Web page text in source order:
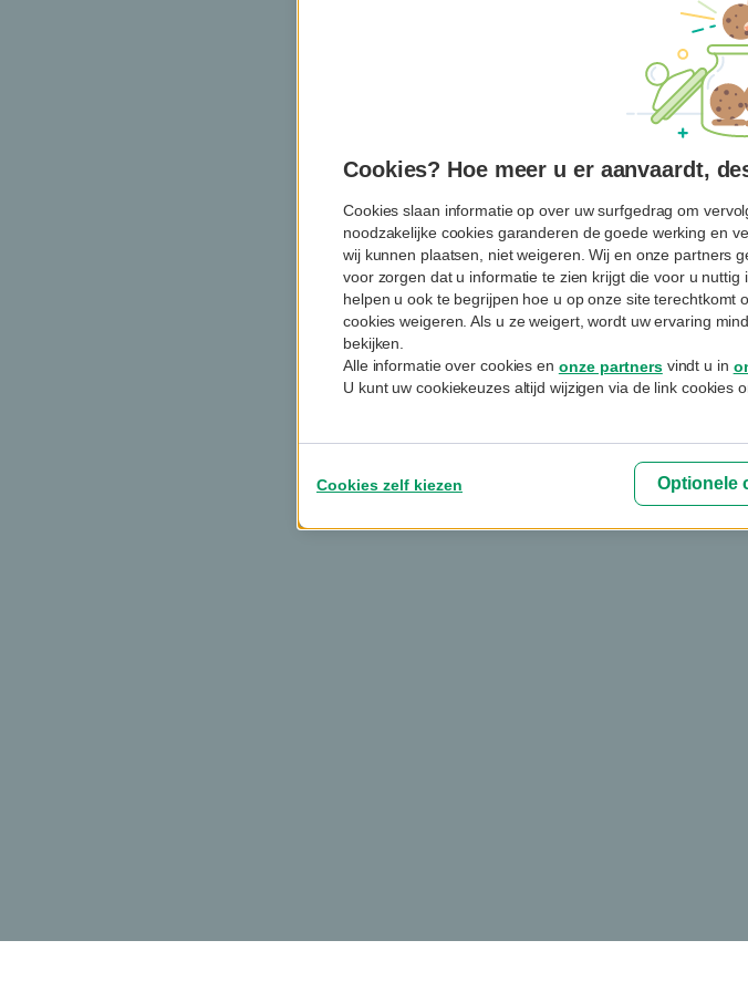
Uw paswoord vergeten?
Blijf aangemeld
Inschrijven
Hebt u nog geen
aangemaakt of uw
Spreek er uw adviseur
De bank verwerkt uw
Privacyverklaring
van BNP Paribas
Cookies? Hoe meer u er aanvaardt,
Cookies slaan informatie op over uw surfgedrag om
noodzakelijke cookies garanderen de goede werking en
wij kunnen plaatsen, niet weigeren. Wij en onze partners
voor zorgen dat u informatie te zien krijgt die voor u
helpen u ook te begrijpen hoe u op onze site terechtkomt
cookies weigeren. Als u ze weigert, wordt uw ervaring
bekijken.
Alle informatie over cookies en onze partnersvindt u in
U kunt uw cookiekeuzes altijd wijzigen via de link cookies
Cookies zelf kiezen Optionele